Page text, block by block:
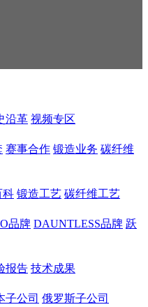
沿革 视频专区
赛事合作 锻造业务 碳纤维
科 锻造工艺 碳纤维工艺
品牌 DAUNTLESS品牌 跃
报告 技术成果
子公司 俄罗斯子公司